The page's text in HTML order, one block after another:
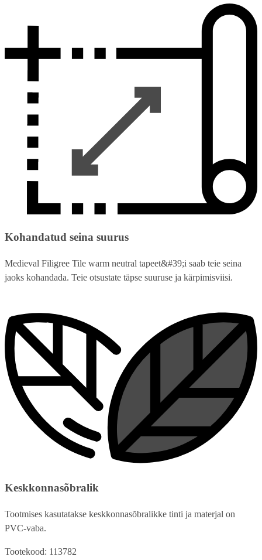
Kohandatud seina suurus
Medieval Filigree Tile warm neutral tapeet&#39;i saab teie seina
jaoks kohandada. Teie otsustate täpse suuruse ja kärpimisviisi.
Keskkonnasõbralik
Tootmises kasutatakse keskkonnasõbralikke tinti ja materjal on
PVC-vaba.
Tootekood: 113782